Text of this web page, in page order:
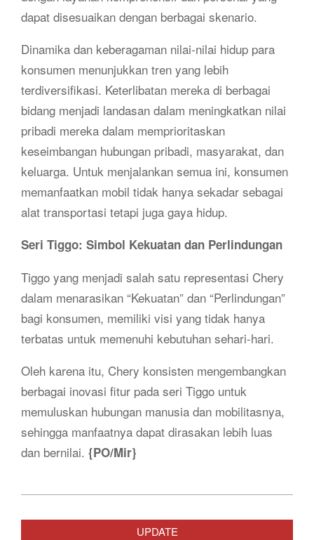
dapat disesuaikan dengan berbagai skenario.
Dinamika dan keberagaman nilai-nilai hidup para
konsumen menunjukkan tren yang lebih
terdiversifikasi. Keterlibatan mereka di berbagai
bidang menjadi landasan dalam meningkatkan nilai
pribadi mereka dalam memprioritaskan
keseimbangan hubungan pribadi, masyarakat, dan
keluarga. Untuk menjalankan semua ini, konsumen
memanfaatkan mobil tidak hanya sekadar sebagai
alat transportasi tetapi juga gaya hidup.
Seri Tiggo: Simbol Kekuatan dan Perlindungan
Tiggo yang menjadi salah satu representasi Chery
dalam menarasikan “Kekuatan” dan “Perlindungan”
bagi konsumen, memiliki visi yang tidak hanya
terbatas untuk memenuhi kebutuhan sehari-hari.
Oleh karena itu, Chery konsisten mengembangkan
berbagai inovasi fitur pada seri Tiggo untuk
memuluskan hubungan manusia dan mobilitasnya,
sehingga manfaatnya dapat dirasakan lebih luas
dan bernilai. {PO/Mir}
04-
UPDATE